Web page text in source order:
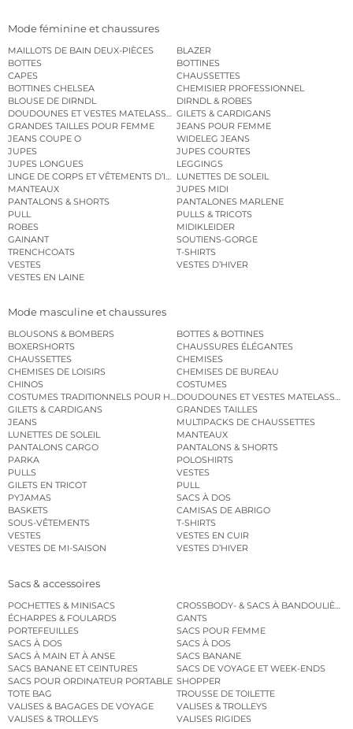
Mode féminine et chaussures
MAILLOTS DE BAIN DEUX-PIÈCES
BLAZER
BOTTES
BOTTINES
CAPES
CHAUSSETTES
BOTTINES CHELSEA
CHEMISIER PROFESSIONNEL
BLOUSE DE DIRNDL
DIRNDL & ROBES
DOUDOUNES ET VESTES MATELASSÉESGILETS & CARDIGANS
GRANDES TAILLES POUR FEMME
JEANS POUR FEMME
JEANS COUPE O
WIDELEG JEANS
JUPES
JUPES COURTES
JUPES LONGUES
LEGGINGS
LINGE DE CORPS ET VÊTEMENTS D’INTÉRIEURLUNETTES DE SOLEIL
MANTEAUX
JUPES MIDI
PANTALONS & SHORTS
PANTALONES MARLENE
PULL
PULLS & TRICOTS
ROBES
MIDIKLEIDER
GAINANT
SOUTIENS-GORGE
TRENCHCOATS
T-SHIRTS
VESTES
VESTES D’HIVER
VESTES EN LAINE
Mode masculine et chaussures
BLOUSONS & BOMBERS
BOTTES & BOTTINES
BOXERSHORTS
CHAUSSURES ÉLÉGANTES
CHAUSSETTES
CHEMISES
CHEMISES DE LOISIRS
CHEMISES DE BUREAU
CHINOS
COSTUMES
COSTUMES TRADITIONNELS POUR HOMMEDOUDOUNES ET VESTES MATELASSÉES
GILETS & CARDIGANS
GRANDES TAILLES
JEANS
MULTIPACKS DE CHAUSSETTES
LUNETTES DE SOLEIL
MANTEAUX
PANTALONS CARGO
PANTALONS & SHORTS
PARKA
POLOSHIRTS
PULLS
VESTES
GILETS EN TRICOT
PULL
PYJAMAS
SACS À DOS
BASKETS
CAMISAS DE ABRIGO
SOUS-VÊTEMENTS
T-SHIRTS
VESTES
VESTES EN CUIR
VESTES DE MI-SAISON
VESTES D’HIVER
Sacs & accessoires
POCHETTES & MINISACS
CROSSBODY- & SACS À BANDOULIÈRE
ÉCHARPES & FOULARDS
GANTS
PORTEFEUILLES
SACS POUR FEMME
SACS À DOS
SACS À DOS
SACS À MAIN ET À ANSE
SACS BANANE
SACS BANANE ET CEINTURES
SACS DE VOYAGE ET WEEK-ENDS
SACS POUR ORDINATEUR PORTABLE SHOPPER
TOTE BAG
TROUSSE DE TOILETTE
VALISES & BAGAGES DE VOYAGE
VALISES & TROLLEYS
VALISES & TROLLEYS
VALISES RIGIDES